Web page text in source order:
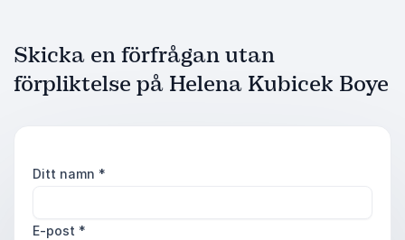
Skicka en förfrågan utan
förpliktelse på Helena Kubicek Boye
Ditt namn *
E-post *